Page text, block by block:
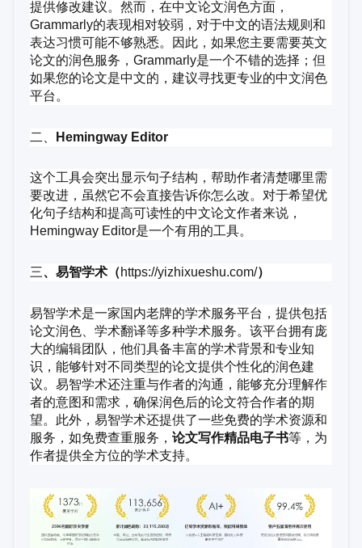
提供修改建议。然而，在中文论文润色方面，
Grammarly的表现相对较弱，对于中文的语法规则和
表达习惯可能不够熟悉。因此，如果您主要需要英文
论文的润色服务，Grammarly是一个不错的选择；但
如果您的论文是中文的，建议寻找更专业的中文润色
平台。
二、 Hemingway Editor
这个工具会突出显示句子结构，帮助作者清楚哪里需
要改进，虽然它不会直接告诉你怎么改。对于希望优
化句子结构和提高可读性的中文论文作者来说，
Hemingway Editor是一个有用的工具。
三、易智学术（https://yizhixueshu.com/）
易智学术是一家国内老牌的学术服务平台，提供包括
论文润色、学术翻译等多种学术服务。该平台拥有庞
大的编辑团队，他们具备丰富的学术背景和专业知
识，能够针对不同类型的论文提供个性化的润色建
议。易智学术还注重与作者的沟通，能够充分理解作
者的意图和需求，确保润色后的论文符合作者的期
望。此外，易智学术还提供了一些免费的学术资源和
服务，如免费查重服务， 论文写作精品电子书等，为
作者提供全方位的学术支持。